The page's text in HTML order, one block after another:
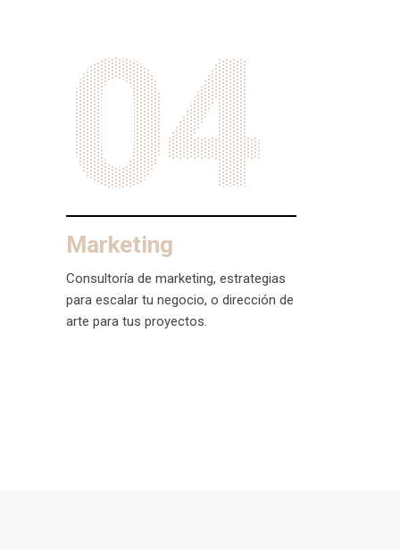
04
Marketing
Consultoría de marketing, estrategias
para escalar tu negocio, o dirección de
arte para tus proyectos.